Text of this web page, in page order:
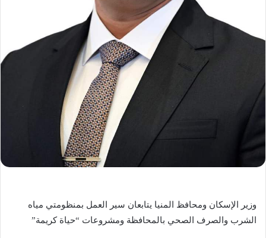
وزير الإسكان ومحافظ المنيا يتابعان سير العمل بمنظومتي مياه
الشرب والصرف الصحي بالمحافظة ومشروعات “حياة كريمة”